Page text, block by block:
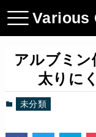
Various
アルブミン
太りに
未分類